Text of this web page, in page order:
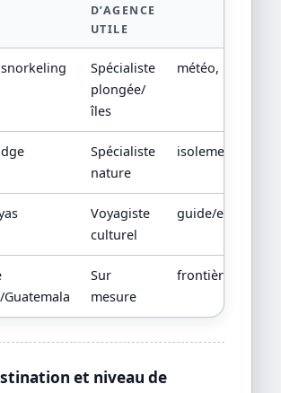
D’AGENCE
UTILE
snorkeling
Spécialiste
plongée/
îles
météo, matériel,
Spécialiste
nature
isolement et
Voyagiste
culturel
guide/entrées/
Sur
mesure
frontières et
et niveau de